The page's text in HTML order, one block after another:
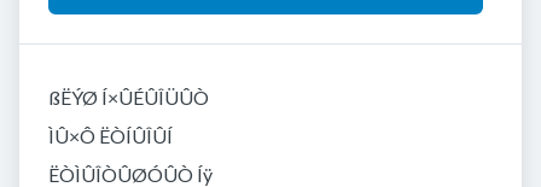
ßËÝØ Í×ÛÉÛÎÜÛÒ
ÌÛ×Ô ËÒÍÛÎÛÍ
ËÒÌÛÎÒÛØÓÛÒ Íÿ